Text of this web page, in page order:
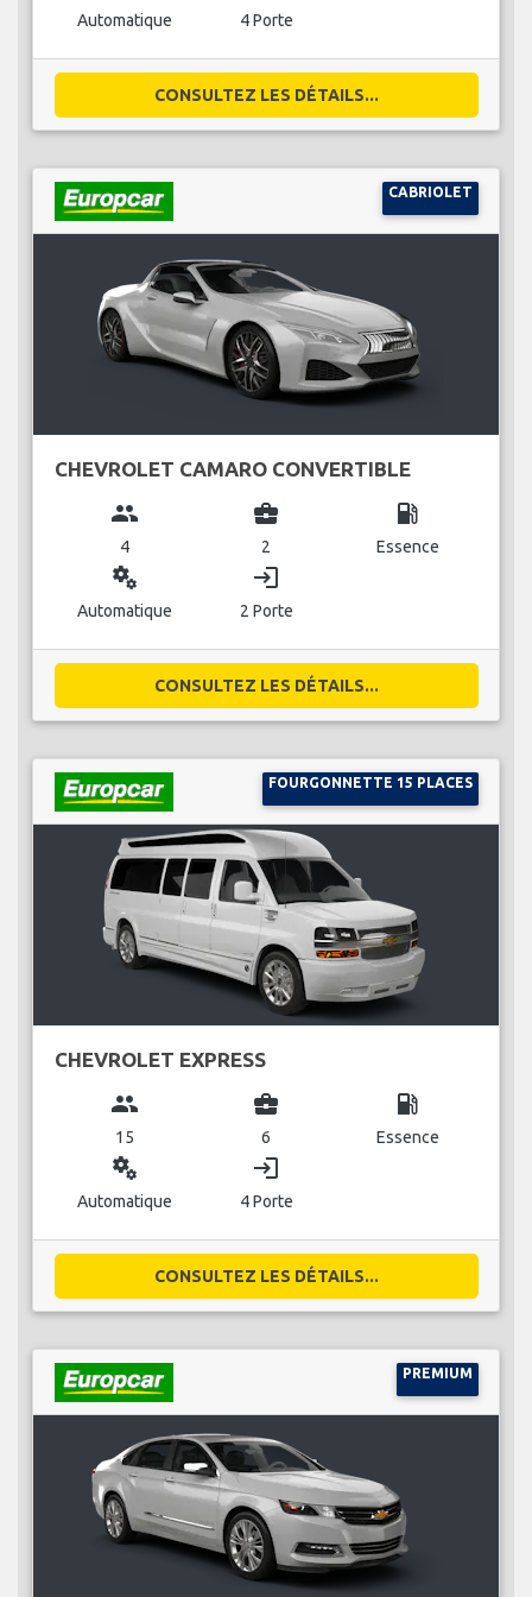
Automatique 4 Porte
CONSULTEZ LES DÉTAILS...
CABRIOLET
CHEVROLET CAMARO CONVERTIBLE
group
4
business_center
2
local_gas_station
Essence
miscellaneous_services
Automatique
login
2 Porte
CONSULTEZ LES DÉTAILS...
FOURGONNETTE 15 PLACES
CHEVROLET EXPRESS
group
15
business_center
6
local_gas_station
Essence
miscellaneous_services
Automatique
login
4 Porte
CONSULTEZ LES DÉTAILS...
PREMIUM